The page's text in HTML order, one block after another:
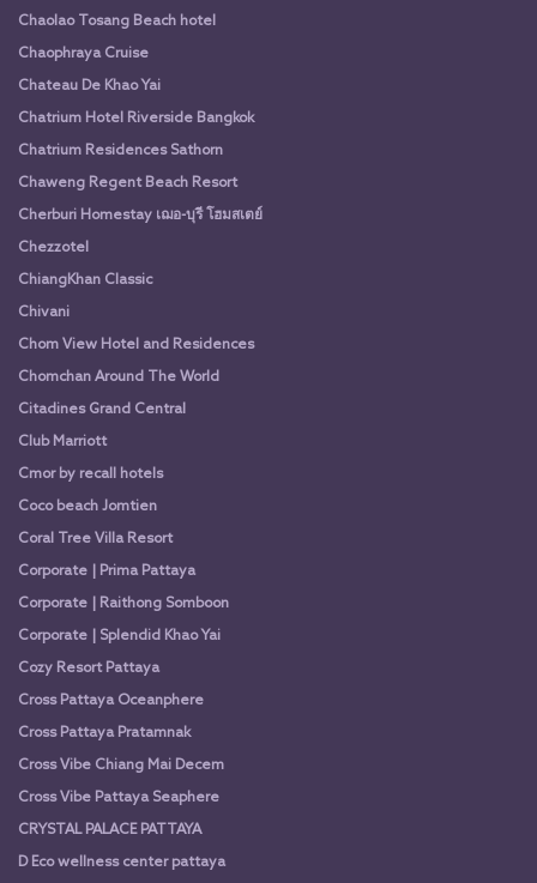
Chaolao Tosang Beach hotel
Chaophraya Cruise
Chateau De Khao Yai
Chatrium Hotel Riverside Bangkok
Chatrium Residences Sathorn
Chaweng Regent Beach Resort
Cherburi Homestay เฌอ-บุรี โฮมสเตย์
Chezzotel
ChiangKhan Classic
Chivani
Chom View Hotel and Residences
Chomchan Around The World
Citadines Grand Central
Club Marriott
Cmor by recall hotels
Coco beach Jomtien
Coral Tree Villa Resort
Corporate | Prima Pattaya
Corporate | Raithong Somboon
Corporate | Splendid Khao Yai
Cozy Resort Pattaya
Cross Pattaya Oceanphere
Cross Pattaya Pratamnak
Cross Vibe Chiang Mai Decem
Cross Vibe Pattaya Seaphere
CRYSTAL PALACE PATTAYA
D Eco wellness center pattaya